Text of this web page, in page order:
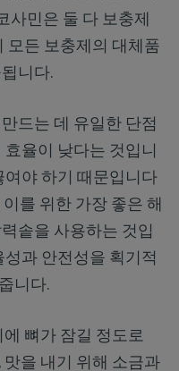
사민은 둘 다 보충제
모든 보충제의 대체품
니다.
드는 데 유일한 단점
율이 낮다는 것입니
야 하기 때문입니다
를 위한 가장 좋은 해
솥을 사용하는 것입
과 안전성을 획기적
니다.
뼈가 잠길 정도로
을 내기 위해 소금과